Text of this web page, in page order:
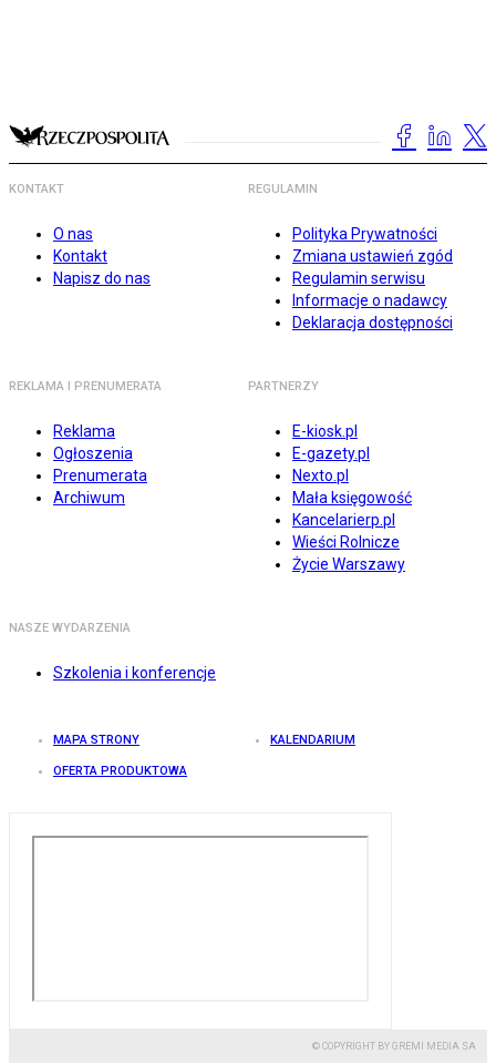
KONTAKT
O nas
Kontakt
Napisz do nas
REGULAMIN
Polityka Prywatności
Zmiana ustawień zgód
Regulamin serwisu
Informacje o nadawcy
Deklaracja dostępności
REKLAMA I PRENUMERATA
Reklama
Ogłoszenia
Prenumerata
Archiwum
PARTNERZY
E-kiosk.pl
E-gazety.pl
Nexto.pl
Mała księgowość
Kancelarierp.pl
Wieści Rolnicze
Życie Warszawy
NASZE WYDARZENIA
Szkolenia i konferencje
MAPA STRONY KALENDARIUM
OFERTA PRODUKTOWA
© COPYRIGHT BY GREMI MEDIA SA